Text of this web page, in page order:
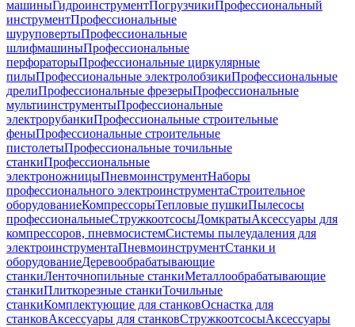
машиныГидроинструментПогрузчикиПрофессиональный
инструментПрофессиональные
шуруповертыПрофессиональные
шлифмашиныПрофессиональные
перфораторыПрофессиональные циркулярные
пилыПрофессиональные электролобзикиПрофессиональные
дрелиПрофессиональные фрезерыПрофессиональные
мультиинструментыПрофессиональные
электрорубанкиПрофессиональные строительные
феныПрофессиональные строительные
пистолетыПрофессиональные точильные
станкиПрофессиональные
электроножницыПневмоинструментНаборы
профессионального электроинструментаСтроительное
оборудованиеКомпрессорыТепловые пушкиПылесосы
профессиональныеСтружкоотсосыДомкратыАксессуары для
компрессоров, пневмосистемСистемы пылеудаления для
электроинструментаПневмоинструментСтанки и
оборудованиеДеревообрабатывающие
станкиЛенточнопильные станкиМеталлообрабатывающие
станкиПлиткорезные станкиТочильные
станкиКомплектующие для станковОснастка для
станковАксессуары для станковСтружкоотсосыАксессуары